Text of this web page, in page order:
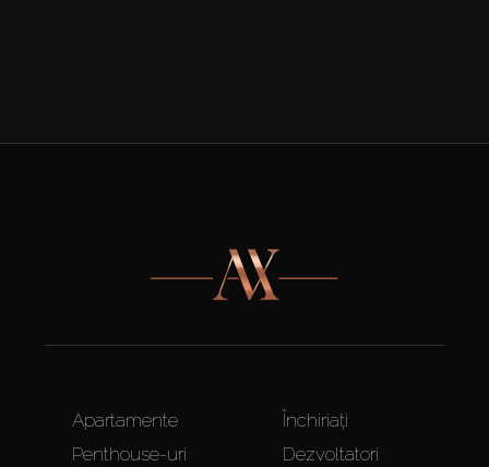
Apartamente
Penthouse-uri
Închiriați
Dezvoltatori